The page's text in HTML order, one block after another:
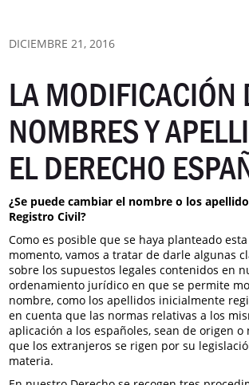
SERVICIOS
DICIEMBRE 21, 2016
LA MODIFICACIÓN
NOMBRES Y
EL DERECHO
¿Se puede cambiar el nombre o los
Registro Civil?
Como es posible que se haya planteado
momento, vamos a tratar de darle algunas
sobre los supuestos legales contenidos en
ordenamiento jurídico en que se permite
nombre, como los apellidos inicialmente
en cuenta que las normas relativas a los
aplicación a los españoles, sean de origen o
que los extranjeros se rigen por su
materia.